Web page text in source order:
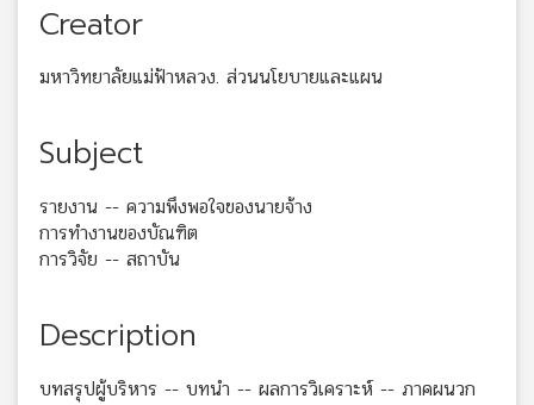
Creator
มหาวิทยาลัยแม่ฟ้าหลวง. ส่วนนโยบายและแผน
Subject
รายงาน -- ความพึงพอใจของนายจ้าง
การทำงานของบัณฑิต
การวิจัย -- สถาบัน
Description
บทสรุปผู้บริหาร -- บทนำ -- ผลการวิเคราะห์ -- ภาคผนวก